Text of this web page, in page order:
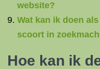
website?
Wat kan ik doen
scoort in
Hoe kan ik